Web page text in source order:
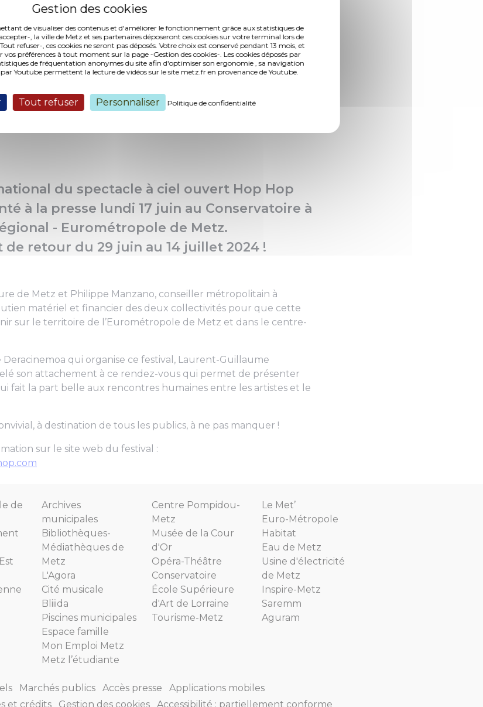
de visualiser des contenus et d'améliorer le fonctionnement grâce aux statistiques de
, la ville de Metz et ses partenaires déposeront ces cookies sur votre terminal lors de
refuser-, ces cookies ne seront pas déposés. Votre choix est conservé pendant 13 mois, et
préférences à tout moment sur la page -Gestion des cookies-. Les cookies déposés par
de fréquentation anonymes du site afin d'optimiser son ergonomie , sa navigation
par Youtube permettent la lecture de vidéos sur le site metz.fr en provenance de Youtube.
Tout refuser Personnaliser Politique de confidentialité
du spectacle à ciel ouvert Hop Hop
à la presse lundi 17 juin au Conservatoire à
- Eurométropole de Metz.
de retour du 29 juin au 14 juillet 2024 !
de Metz et Philippe Manzano, conseiller métropolitain à
matériel et financier des deux collectivités pour que cette
sur le territoire de l’Eurométropole de Metz et dans le centre-
qui organise ce festival, Laurent-Guillaume
son attachement à ce rendez-vous qui permet de présenter
fait la part belle aux rencontres humaines entre les artistes et le
à destination de tous les publics, à ne pas manquer !
sur le site web du festival :
de
Archives
municipales
Bibliothèques-
Médiathèques de
Metz
L'Agora
Cité musicale
Bliiida
Piscines municipales
Espace famille
Mon Emploi Metz
Metz l’étudiante
Centre Pompidou-
Metz
Musée de la Cour
d'Or
Opéra-Théâtre
Conservatoire
École Supérieure
d'Art de Lorraine
Tourisme-Metz
Le Met’
Euro-Métropole
Habitat
Eau de Metz
Usine d'électricité
de Metz
Inspire-Metz
Saremm
Aguram
Marchés publics Accès presse
Applications mobiles
et crédits Gestion des cookies Accessibilité : partiellement conforme